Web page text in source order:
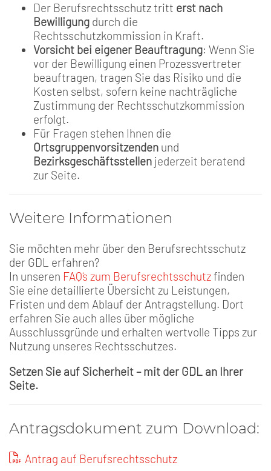
Der Berufsrechtsschutz tritt erst nach
Bewilligung durch die
Rechtsschutzkommission in Kraft.
Vorsicht bei eigener Beauftragung: Wenn Sie
vor der Bewilligung einen Prozessvertreter
beauftragen, tragen Sie das Risiko und die
Kosten selbst, sofern keine nachträgliche
Zustimmung der Rechtsschutzkommission
erfolgt.
Für Fragen stehen Ihnen die
Ortsgruppenvorsitzenden und
Bezirksgeschäftsstellen jederzeit beratend
zur Seite.
Weitere Informationen
Sie möchten mehr über den Berufsrechtsschutz
der GDL erfahren?
In unseren FAQ´s zum Berufsrechtsschutzfinden
Sie eine detaillierte Übersicht zu Leistungen,
Fristen und dem Ablauf der Antragstellung. Dort
erfahren Sie auch alles über mögliche
Ausschlussgründe und erhalten wertvolle Tipps zur
Nutzung unseres Rechtsschutzes.
Setzen Sie auf Sicherheit – mit der GDL an Ihrer
Seite.
Antragsdokument zum Download:
Antrag auf Berufsrechtsschutz